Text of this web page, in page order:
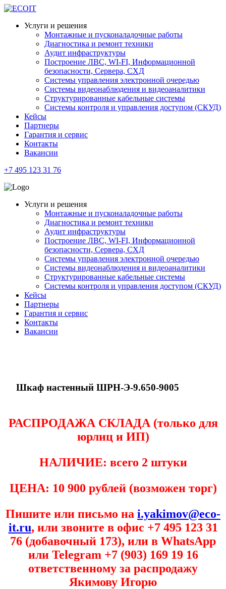
Услуги и решения
Монтажные и пусконаладочные работы
Диагностика и ремонт техники
Аудит инфраструктуры
Построение ЛВС, WI-FI, Информационной
безопасности, Сервера, СХД
Системы управления электронной очередью
Системы видеонаблюдения и видеоаналитики
Структурированные кабельные системы
Системы контроля и управления доступом (СКУД)
Кейсы
Партнеры
Гарантия и сервис
Контакты
Вакансии
+7 495 123 31 76
Услуги и решения
Монтажные и пусконаладочные работы
Диагностика и ремонт техники
Аудит инфраструктуры
Построение ЛВС, WI-FI, Информационной
безопасности, Сервера, СХД
Системы управления электронной очередью
Системы видеонаблюдения и видеоаналитики
Структурированные кабельные системы
Системы контроля и управления доступом (СКУД)
Кейсы
Партнеры
Гарантия и сервис
Контакты
Вакансии
Шкаф настенный ШРН-Э-9.650-9005
РАСПРОДАЖА СКЛАДА (только для
юрлиц и ИП)
НАЛИЧИЕ: всего 2 штуки
ЦЕНА: 10 900 рублей (возможен торг)
Пишите или письмо на i.yakimov@eco-
it.ru, или звоните в офис +7 495 123 31
76 (добавочный 173), или в WhatsApp
или Telegram +7 (903) 169 19 16
ответственному за распродажу
Якимову Игорю